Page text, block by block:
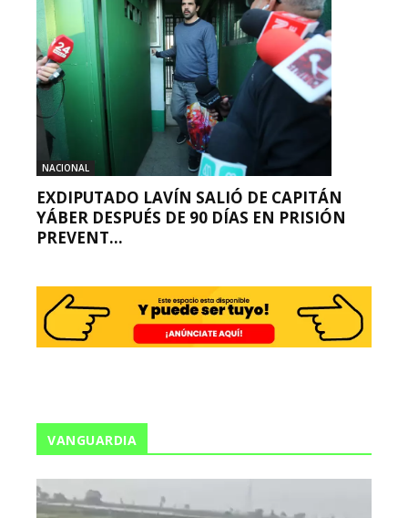
NACIONAL
EXDIPUTADO LAVÍN SALIÓ DE CAPITÁN
YÁBER DESPUÉS DE 90 DÍAS EN PRISIÓN
PREVENT...
VANGUARDIA